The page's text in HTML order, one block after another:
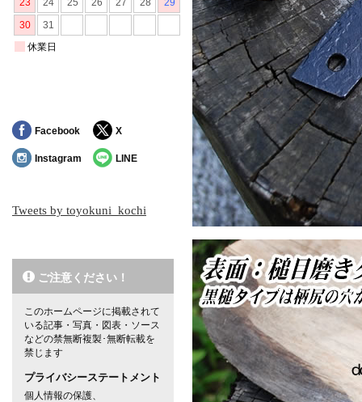
Facebook X
Instagram LINE
Tweets by toyokuni_kochi
ご注意ください！
このホームページに掲載されて
いる記事・写真・図表・ソース
などの禁無断複製･無断転載を
禁じます
プライバシーステートメント
個人情報の保護、